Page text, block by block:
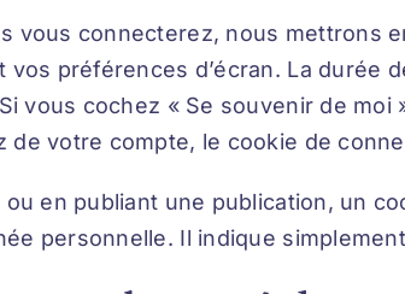
vous connecterez, nous mettrons
vos préférences d’écran. La durée
vous cochez « Se souvenir de
de votre compte, le cookie de
ou en publiant une publication, un
personnelle. Il indique